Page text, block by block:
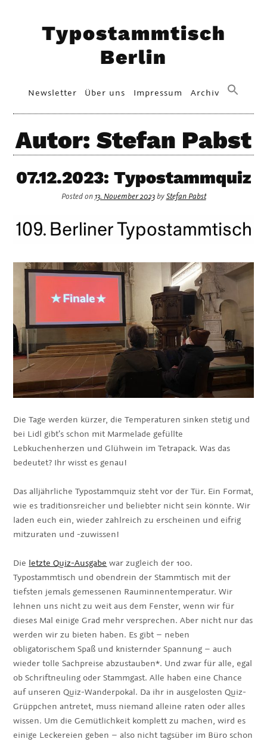
Typostammtisch
Berlin
Primary
Menu
Newsletter Über uns Impressum Archiv
Autor: Stefan Pabst
07.12.2023: Typostammquiz
Posted on13. November 2023byStefan Pabst
Die Tage werden kürzer, die Temperaturen sinken stetig und
bei Lidl gibt’s schon mit Marmelade gefüllte
Lebkuchenherzen und Glühwein im Tetrapack. Was das
bedeutet? Ihr wisst es genau!
Das alljährliche Typostammquiz steht vor der Tür. Ein Format,
wie es traditionsreicher und beliebter nicht sein könnte. Wir
laden euch ein, wieder zahlreich zu erscheinen und eifrig
mitzuraten und -zuwissen!
Die letzte Quiz-Ausgabe war zugleich der 100.
Typostammtisch und obendrein der Stammtisch mit der
tiefsten jemals gemessenen Rauminnentemperatur. Wir
lehnen uns nicht zu weit aus dem Fenster, wenn wir für
dieses Mal einige Grad mehr versprechen. Aber nicht nur das
werden wir zu bieten haben. Es gibt – neben
obligatorischem Spaß und knisternder Spannung – auch
wieder tolle Sachpreise abzustauben*. Und zwar für alle, egal
ob Schriftneuling oder Stammgast. Alle haben eine Chance
auf unseren Quiz-Wanderpokal. Da ihr in ausgelosten Quiz-
Grüppchen antretet, muss niemand alleine raten oder alles
wissen. Um die Gemütlichkeit komplett zu machen, wird es
einige Leckereien geben – also nicht tagsüber im Büro schon